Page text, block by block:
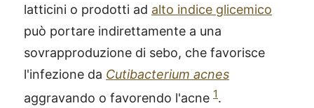
latticini o prodotti ad alto indice glicemico
può portare indirettamente a una
sovrapproduzione di sebo, che favorisce
l'infezione da Cutibacterium acnes
aggravando o favorendo l'acne 1.